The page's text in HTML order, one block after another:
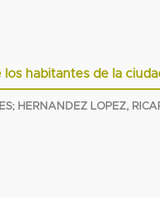
habitantes de la
; HERNANDEZ LOPEZ,